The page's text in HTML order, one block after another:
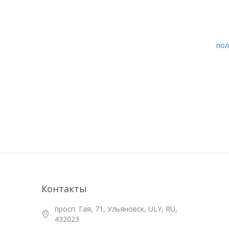
Контакты
просп. Гая, 71, Ульяновск, ULY, RU,
432023